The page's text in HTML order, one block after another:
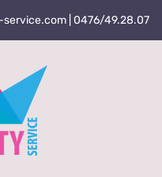
| 0476/49.28.07